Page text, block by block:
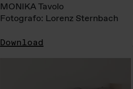
MONIKA Tavolo
Fotografo: Lorenz Sternbach
Download